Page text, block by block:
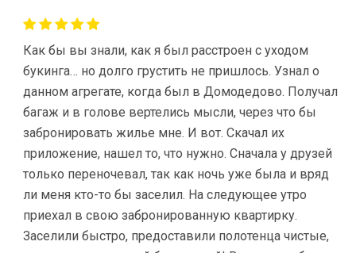
Как бы вы знали, как я был расстроен с уходом
букинга… но долго грустить не пришлось. Узнал о
данном агрегате, когда был в Домодедово. Получал
багаж и в голове вертелись мысли, через что бы
забронировать жилье мне. И вот. Скачал их
приложение, нашел то, что нужно. Сначала у друзей
только переночевал, так как ночь уже была и вряд
ли меня кто-то бы заселил. На следующее утро
приехал в свою забронированную квартирку.
Заселили быстро, предоставили полотенца чистые,